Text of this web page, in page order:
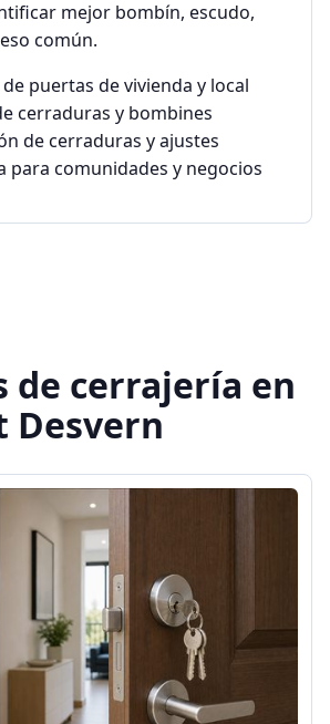
mejor bombín, escudo,
común.
puertas de vivienda y local
cerraduras y bombines
de cerraduras y ajustes
para comunidades y negocios
de cerrajería en
Desvern